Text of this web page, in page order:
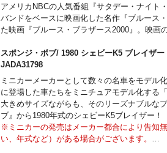
アメリカNBCの人気番組『サタデー・ナイト
バンドをベースに映画化した名作『ブルース
た映画『ブルース・ブラザース2000』。映画
ても変わらず魅力を放つ「1991 フォード ク
※ミニカーの発売はメーカー都合により告知
い、年式など）がある場合がございます。
※ご予約の受付は商品の販売を確約できるも
※画像はサンプル画像となります。実際の商
■1/64スケール ダイキャストモデル
■ブルース･ブラザース劇中車
■ブリスターパッケージ
■開閉機構ナシ
スポンジ・ボブ/ 1980 シェビーK5 ブレイザ
JADA31798
ミニカーメーカーとして数々の名車をモデル
に登場した車たちをミニチュアモデル化する
大きめサイズながらも、そのリーズナブルな
ブ』から1980年式のシェビーK5ブレイザー！
※ミニカーの発売はメーカー都合により告知
い、年式など）がある場合がございます。